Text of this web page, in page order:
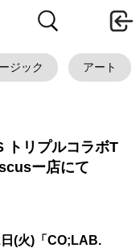
ジック アート
トリプルコラボT
ー店にて
(火)「CO;LAB.